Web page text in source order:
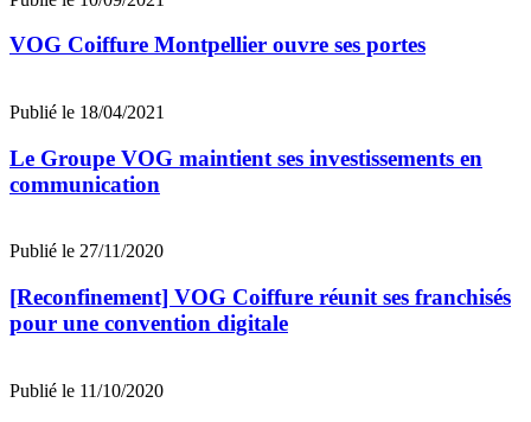
VOG Coiffure Montpellier ouvre ses portes
Publié le 18/04/2021
Le Groupe VOG maintient ses investissements en
communication
Publié le 27/11/2020
[Reconfinement] VOG Coiffure réunit ses franchisés
pour une convention digitale
Publié le 11/10/2020